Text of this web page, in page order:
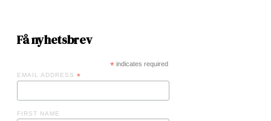
Få nyhetsbrev
*indicates required
EMAIL ADDRESS *
FIRST NAME